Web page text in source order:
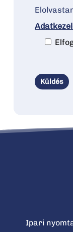
Ipari